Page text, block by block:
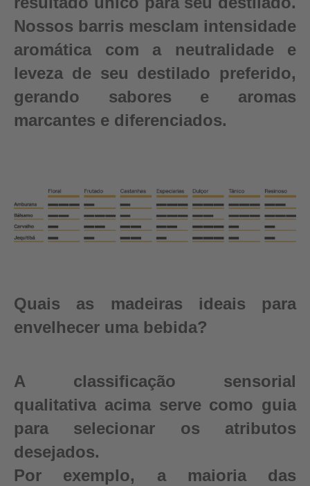
Nossos barris mesclam intensidade
aromática com a neutralidade e
leveza de seu destilado preferido,
gerando sabores e aromas
marcantes e diferenciados.
Quais as madeiras ideais para
envelhecer uma bebida?
A classificação sensorial
qualitativa acima serve como guia
para selecionar os atributos
desejados.
Por exemplo, a maioria das